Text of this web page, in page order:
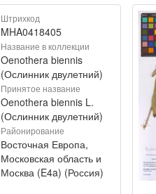
Штрихкод
MHA0418405
Название в коллекции
Oenothera biennis
(Ослинник двулетний)
Принятое название
Oenothera biennis L.
(Ослинник двулетний)
Районирование
Восточная Европа,
Московская область и
Москва (E4a) (Россия)